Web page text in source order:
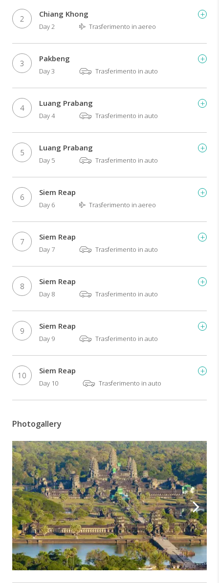
2 Chiang Khong
Day 2 Trasferimento in aereo
3 Pakbeng
Day 3 Trasferimento in auto
4 Luang Prabang
Day 4 Trasferimento in auto
5 Luang Prabang
Day 5 Trasferimento in auto
6 Siem Reap
Day 6 Trasferimento in aereo
7 Siem Reap
Day 7 Trasferimento in auto
8 Siem Reap
Day 8 Trasferimento in auto
9 Siem Reap
Day 9 Trasferimento in auto
10 Siem Reap
Day 10 Trasferimento in auto
Photogallery